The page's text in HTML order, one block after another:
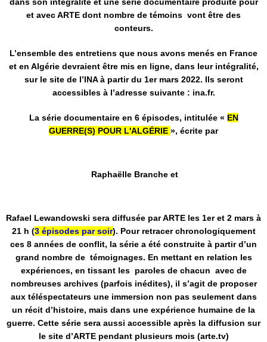
et avec ARTE dont nombre de témoins vont être des
conteurs.
L’ensemble des entretiens que nous avons menés en France
et en Algérie devraient être mis en ligne, dans leur intégralité,
sur le site de l’INA à partir du 1er mars 2022. Ils seront
accessibles à l’adresse suivante : ina.fr.
La série documentaire en 6 épisodes, intitulée « EN
GUERRE(S) POUR L'ALGÉRIE », écrite par
Raphaëlle Branche et
Rafael Lewandowski sera diffusée par ARTE les 1er et 2 mars à
21 h (3 épisodes par soir). Pour retracer chronologiquement
ces 8 années de conflit, la série a été construite à partir d’un
grand nombre de témoignages. En mettant en relation les
expériences, en tissant les paroles de chacun avec de
nombreuses archives (parfois inédites), il s’agit de proposer
aux téléspectateurs une immersion non pas seulement dans
un récit d’histoire, mais dans une expérience humaine de la
guerre. Cette série sera aussi accessible après la diffusion sur
le site d’ARTE pendant plusieurs mois (arte.tv)